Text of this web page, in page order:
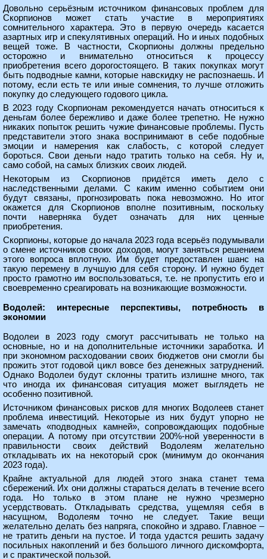
Довольно серьёзным источником финансовых проблем для
Скорпионов может стать участие в мероприятиях
сомнительного характера. Это в первую очередь касается
азартных игр и спекулятивных операций. Но и иных подобных
вещей тоже. В частности, Скорпионы должны предельно
осторожно и внимательно относиться к процессу
приобретения всего дорогостоящего. В таких покупках могут
быть подводные камни, которые навскидку не распознаешь. И
потому, если есть те или иные сомнения, то лучше отложить
покупку до следующего годового цикла.
В 2023 году Скорпионам рекомендуется начать относиться к
деньгам более бережливо и даже более трепетно. Не нужно
никаких попыток решить чужие финансовые проблемы. Пусть
представители этого знака воспринимают в себе подобные
эмоции и намерения как слабость, с которой следует
бороться. Свои деньги надо тратить только на себя. Ну и,
само собой, на самых близких своих людей.
Некоторым из Скорпионов придётся иметь дело с
наследственными делами. С каким именно событием они
будут связаны, прогнозировать пока невозможно. Но итог
окажется для Скорпионов вполне позитивным, поскольку
почти наверняка будет означать для них ценные
приобретения.
Скорпионы, которые до начала 2023 года всерьёз подумывали
о смене источников своих доходов, могут заняться решением
этого вопроса вплотную. Им будет предоставлен шанс на
такую перемену в лучшую для себя сторону. И нужно будет
просто грамотно им воспользоваться, т.е. не пропустить его и
своевременно среагировать на возникающие возможности.
Водолей: интересные перспективы, потребность в
экономии
Водолеи в 2023 году смогут рассчитывать не только на
основные, но и на дополнительные источники заработка. И
при экономном расходовании своих бюджетов они смогли бы
прожить этот годовой цикл вовсе без денежных затруднений.
Однако Водолеи будут склонны тратить излишне много, так
что иногда их финансовая ситуация может выглядеть не
особенно позитивной.
Источником финансовых рисков для многих Водолеев станет
проблема инвестиций. Некоторые из них будут упорно не
замечать «подводных камней», сопровождающих подобные
операции. А потому при отсутствии 200%-ной уверенности в
правильности своих действий Водолеям желательно
откладывать их на некоторый срок (минимум до окончания
2023 года).
Крайне актуальной для людей этого знака станет тема
сбережений. Их они должны стараться делать в течение всего
года. Но только в этом плане не нужно чрезмерно
усердствовать. Откладывать средства, ущемляя себя в
насущном, Водолеям точно не следует. Такие вещи
желательно делать без напряга, спокойно и здраво. Главное –
не тратить деньги на пустое. И тогда удастся решить задачу
посильных накоплений и без большого личного дискомфорта,
и с практической пользой.